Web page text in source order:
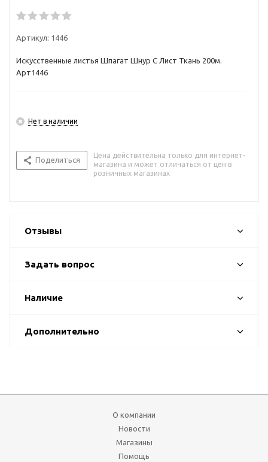
Артикул: 1446
Искусственные листья Шпагат Шнур С Лист Ткань 200м.
Арт1446
Нет в наличии
Поделиться
Цена действительна только для интернет-
магазина и может отличаться от цен в
розничных магазинах
Отзывы
Задать вопрос
Наличие
Дополнительно
О компании
Новости
Магазины
Помощь